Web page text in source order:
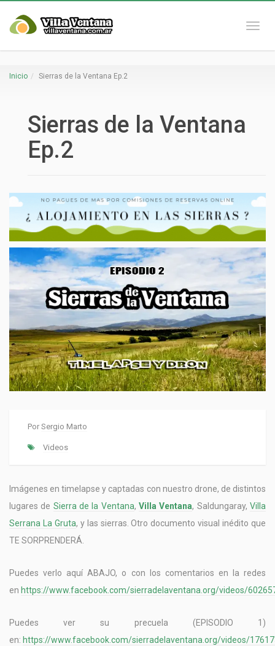
Inicio Sierras de la Ventana Ep.2
Sierras de la Ventana
Ep.2
Por Sergio Marto
Videos
Imágenes en timelapse y captadas con nuestro drone, de distintos
lugares de Sierra de la Ventana,Villa Ventana, Saldungaray,Villa
Serrana La Gruta, y las sierras. Otro documento visual inédito que
TE SORPRENDERÁ.
Puedes verlo aquí ABAJO, o con los comentarios en la redes
en https://www.facebook.com/sierradelaventana.org/videos/
Puedes ver su precuela (EPISODIO 1)
en: https://www.facebook.com/sierradelaventana.org/videos/